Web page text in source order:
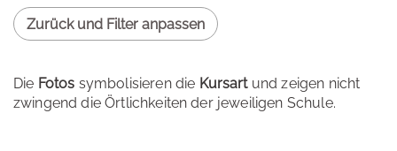
Zurück und Filter anpassen
Die Fotos symbolisieren die Kursartund zeigen nicht
zwingend die Örtlichkeiten der jeweiligen Schule.